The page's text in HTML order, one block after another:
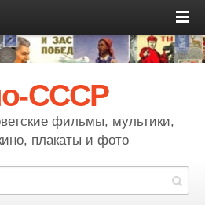
СССР
фильмы, мультики,
плакаты и фото